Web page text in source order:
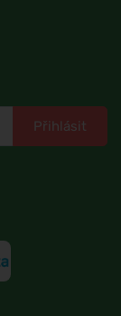
Přihlásit